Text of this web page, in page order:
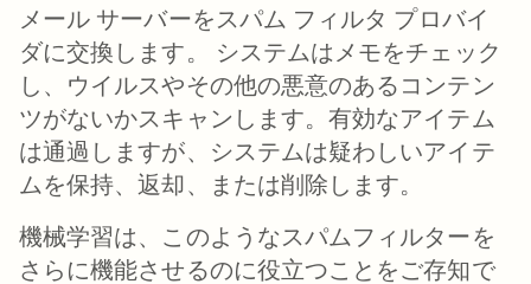
メール サーバーをスパム フィルタ プロバイ
ダに交換します。 システムはメモをチェック
し、ウイルスやその他の悪意のあるコンテン
ツがないかスキャンします。有効なアイテム
は通過しますが、システムは疑わしいアイテ
ムを保持、返却、または削除します。
機械学習は、このようなスパムフィルターを
さらに機能させるのに役立つことをご存知で